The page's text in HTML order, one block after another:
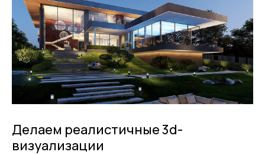
Делаем реалистичные 3d-
визуализации